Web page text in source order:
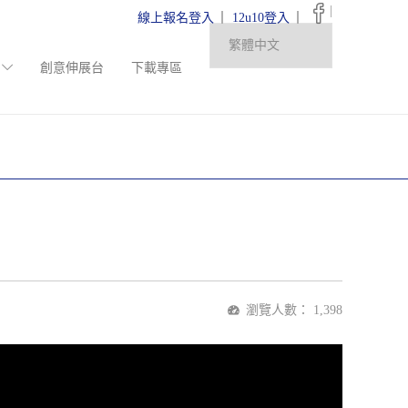
創意伸展台 下載專區
線上報名登入 12u10登入
瀏覽人數： 1,398